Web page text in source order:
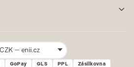
GoPay GLS PPL Zásilkovna